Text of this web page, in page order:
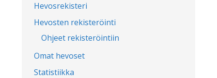
Hevosrekisteri
Hevosten rekisteröinti
Ohjeet rekisteröintiin
Omat hevoset
Statistiikka